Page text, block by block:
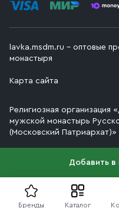
Бренды Каталог
Добавить в
lavka.msdm.ru – оптовые
монастыря
Карта сайта
Религиозная организация
мужской монастырь
(Московский Патриархат)»